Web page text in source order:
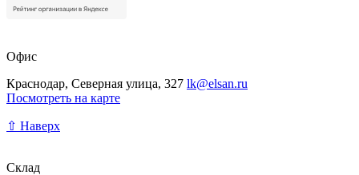
Офис
Краснодар, Северная улица, 327 lk@elsan.ru
Посмотреть на карте
⇧ Наверх
Склад